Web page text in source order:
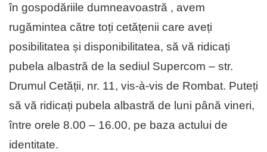
în gospodăriile dumneavoastră , avem
rugămintea către toți cetățenii care aveți
posibilitatea și disponibilitatea, să vă ridicați
pubela albastră de la sediul Supercom – str.
Drumul Cetății, nr. 11, vis-à-vis de Rombat. Puteți
să vă ridicați pubela albastră de luni până vineri,
între orele 8.00 – 16.00, pe baza actului de
identitate.